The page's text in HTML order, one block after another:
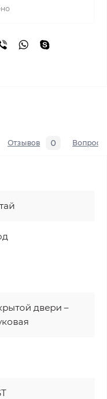
Отзывов 0 Вопросы
двери –